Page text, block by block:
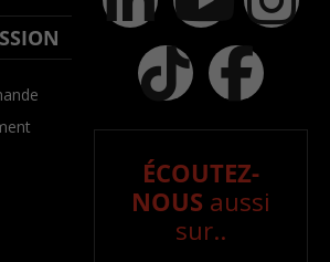
ÉCOUTEZ-
NOUS aussi
sur..